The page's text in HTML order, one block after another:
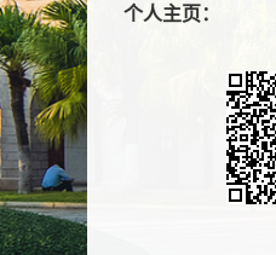
个人主页：